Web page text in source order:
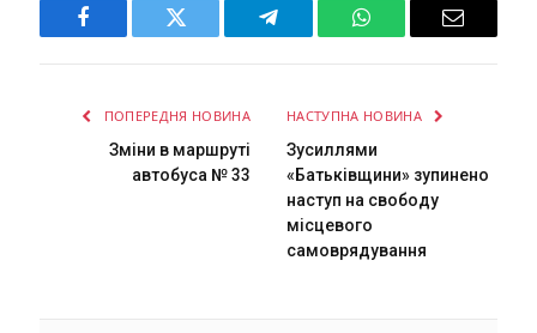
Facebook Twitter Telegram WhatsAppEmail
ПОПЕРЕДНЯ НОВИНА
Зміни в маршруті
автобуса № 33
НАСТУПНА НОВИНА
Зусиллями
«Батьківщини» зупинено
наступ на свободу
місцевого
самоврядування